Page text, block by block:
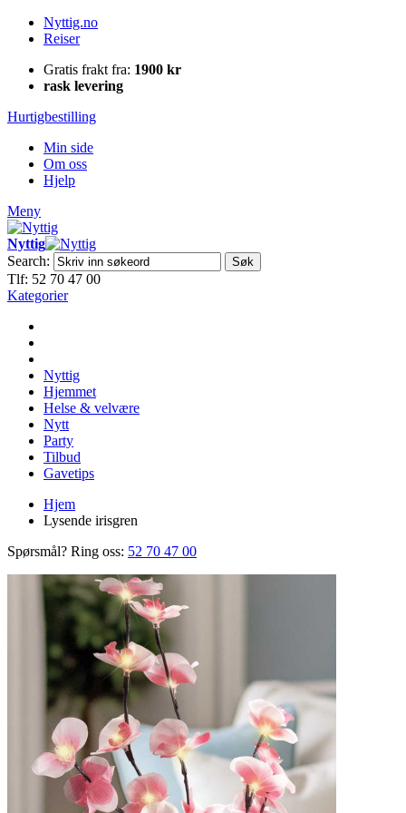
Nyttig.no
Reiser
Gratis frakt fra: 1900 kr
rask levering
Hurtigbestilling
Min side
Om oss
Hjelp
Meny
Nyttig
Search:
Søk
Tlf: 52 70 47 00
Kategorier
Nyttig
Hjemmet
Helse & velvære
Nytt
Party
Tilbud
Gavetips
Hjem
Lysende irisgren
Spørsmål? Ring oss: 52 70 47 00